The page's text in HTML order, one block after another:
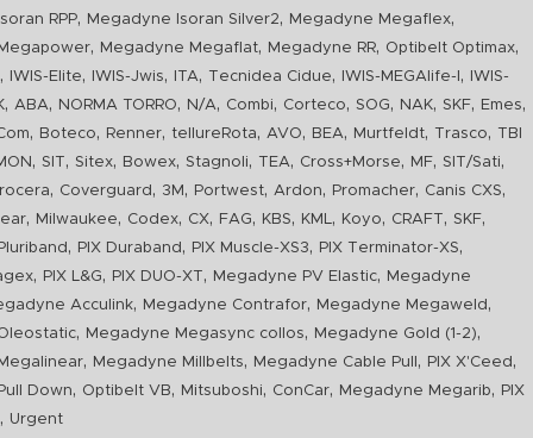
RPP, Megadyne Isoran Silver2, Megadyne Megaflex,
, Megadyne Megaflat, Megadyne RR, Optibelt Optimax,
, IWIS-Elite, IWIS-Jwis, ITA, Tecnidea Cidue, IWIS-MEGAlife-I ,
IWIS-
, ABA, NORMA TORRO, N/A, Combi, Corteco,SOG, NAK,SKF, Emes,
, Boteco, Renner, tellureRota, AVO, BEA, Murtfeldt, Trasco, TBI
,SIT,Sitex, Bowex,Stagnoli, TEA, Cross+Morse, MF,SIT/Sati,
, Coverguard , 3M , Portwest, Ardon, Promacher, Canis CXS,
, Milwaukee, Codex, CX, FAG, KBS, KML, Koyo, CRAFT,SKF,
, PIX Duraband , PIX Muscle-XS3, PIX Terminator-XS,
, PIX L&G, PIX DUO-XT, Megadyne PV Elastic,
Megadyne
Acculink, Megadyne Contrafor, Megadyne Megaweld ,
, Megadyne Megasync collos, Megadyne Gold (1-2),
, Megadyne Millbelts, Megadyne Cable Pull , PIX X'Ceed ,
Down, Optibelt VB, Mitsuboshi, ConCar, Megadyne Megarib,
PIX
, Urgent